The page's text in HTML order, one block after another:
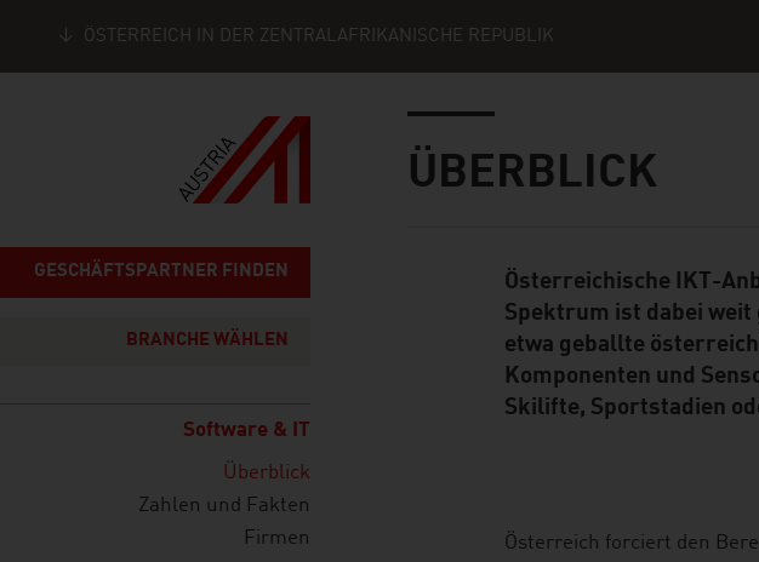
ÖSTERREICH IN DER ZENTRALAFRIKANISCHE REPUBLIK
GESCHÄFTSPARTNER FINDEN
BRANCHE WÄHLEN
Software & IT
Überblick
Zahlen und Fakten
Firmen
ÜBERBLICK
Standard Content Module
Österreichische IKT-
Spektrum ist dabei weit
etwa geballte
Komponenten und
Skilifte, Sportstadien
Österreich forciert den